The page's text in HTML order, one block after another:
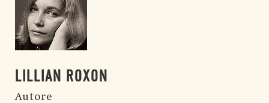
LILLIAN ROXON
Autore